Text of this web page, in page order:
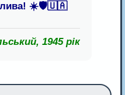
☀️🛡️🇺🇦
1945 рік